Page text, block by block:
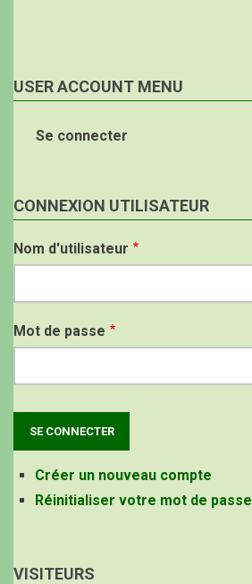
USER ACCOUNT MENU
Se connecter
CONNEXION UTILISATEUR
Nom d'utilisateur
Mot de passe
Créer un nouveau compte
Réinitialiser votre mot de passe
VISITEURS